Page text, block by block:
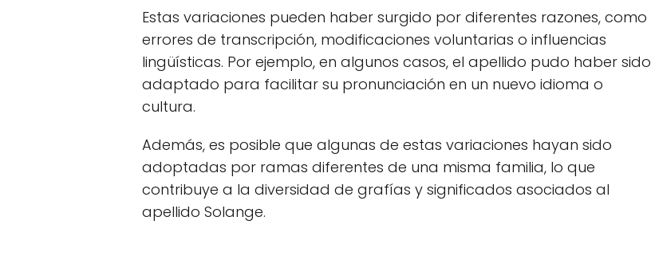
Estas variaciones pueden haber surgido por diferentes razones, como
errores de transcripción, modificaciones voluntarias o influencias
lingüísticas. Por ejemplo, en algunos casos, el apellido pudo haber sido
adaptado para facilitar su pronunciación en un nuevo idioma o
cultura.
Además, es posible que algunas de estas variaciones hayan sido
adoptadas por ramas diferentes de una misma familia, lo que
contribuye a la diversidad de grafías y significados asociados al
apellido Solange.